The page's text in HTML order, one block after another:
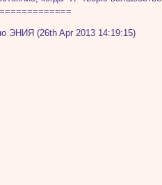
ЭНИЯ (26th Apr 2013 14:19:15)